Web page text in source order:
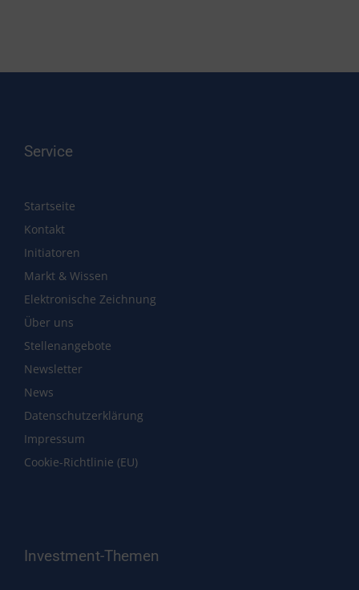
Service
Startseite
Kontakt
Initiatoren
Markt & Wissen
Elektronische Zeichnung
Über uns
Stellenangebote
Newsletter
News
Datenschutzerklärung
Impressum
Cookie-Richtlinie (EU)
Investment-Themen